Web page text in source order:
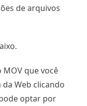
de arquivos
que você
Web clicando
optar por